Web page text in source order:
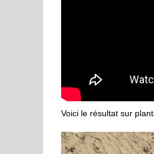
Voici le résultat sur